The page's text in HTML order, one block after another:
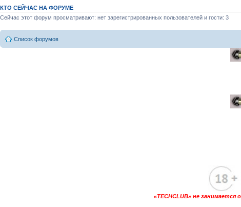
КТО СЕЙЧАС НА ФОРУМЕ
Сейчас этот форум просматривают: нет зарегистрированных пользователей и гости: 3
Список форумов
«TECHCLUB» не